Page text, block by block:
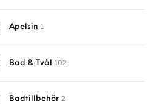
Apelsin 1
Bad & Tvål 102
Badtillbehör 2